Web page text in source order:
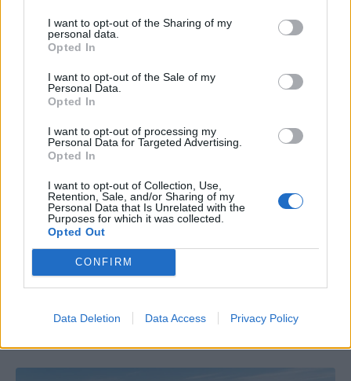
I want to opt-out of the Sharing of my
personal data.
Opted In
I want to opt-out of the Sale of my
Personal Data.
Opted In
I want to opt-out of processing my
Personal Data for Targeted Advertising.
Opted In
I want to opt-out of Collection, Use,
Retention, Sale, and/or Sharing of my
Personal Data that Is Unrelated with the
Purposes for which it was collected.
Opted Out
CONFIRM
Data Deletion Data Access Privacy Policy